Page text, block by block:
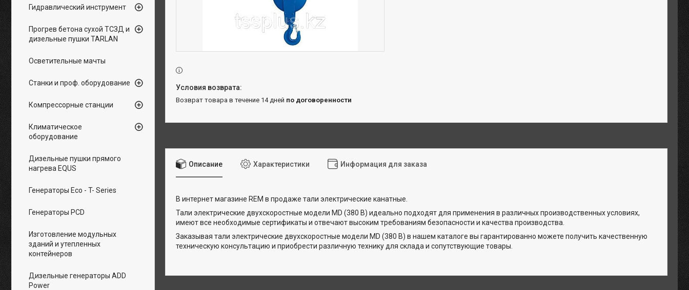
возврат товара в течение 14 дней по договоренности
Описание Характеристики Информация для заказа
В интернет магазине REM в продаже тали электрические канатные.
Тали электрические двухскоростные модели MD (380 В) идеально подходят для применения в различных производственных условиях,
имеют все необходимые сертификаты и отвечают высоким требованиям безопасности и качества производства.
Заказывая тали электрические двухскоростные модели MD (380 В) в нашем каталоге вы гарантированно можете получить качественную
техническую консультацию и приобрести различную технику для склада и сопутствующие товары.
Гидравлический инструмент
Прогрев бетона сухой ТСЗД и
дизельные пушки TARLAN
Осветительные мачты
Станки и проф. оборудование
Компрессорные станции
Климатическое
оборудование
Дизельные пушки прямого
нагрева EQUS
Генераторы Eco - T- Series
Генераторы PCD
Изготовление модульных
зданий и утепленных
контейнеров
Дизельные генераторы ADD
Power